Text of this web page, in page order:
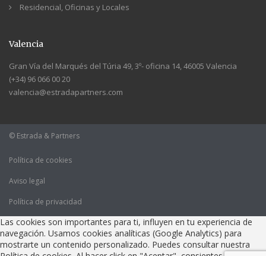
Residencial, Oficinas y Locales
Valencia
Gran Vía del Marqués del Túria 49, 3º- oficina 14, 46005 Valencia
(+34) 96 066 00 20
valencia@estradapartners.com
© Estrada & Partners
Política de cookies
Aviso legal
Política de privacidad
Las cookies son importantes para ti, influyen en tu experiencia de
navegación. Usamos cookies analíticas (Google Analytics) para
mostrarte un contenido personalizado. Puedes consultar nuestra